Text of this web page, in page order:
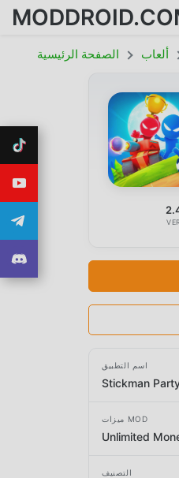
الصفحة الرئيسية ألعاب
اسم التطبيق
Stickman
ميزات MOD
Unlimited
التصنيف